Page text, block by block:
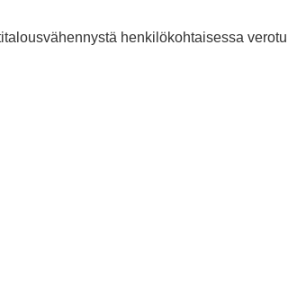
henkilökohtaisessa